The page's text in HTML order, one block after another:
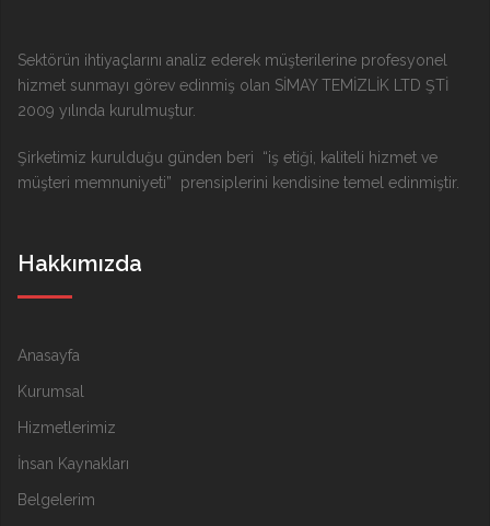
Sektörün ihtiyaçlarını analiz ederek müşterilerine profesyonel
hizmet sunmayı görev edinmiş olan SİMAY TEMİZLİK LTD ŞTİ
2009 yılında kurulmuştur.
Şirketimiz kurulduğu günden beri “iş etiği, kaliteli hizmet ve
müşteri memnuniyeti” prensiplerini kendisine temel edinmiştir.
Hakkımızda
Anasayfa
Kurumsal
Hizmetlerimiz
İnsan Kaynakları
Belgelerim